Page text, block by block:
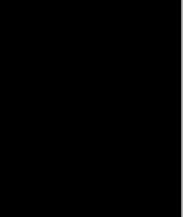
vestuario
de vestuario),
y
editorial